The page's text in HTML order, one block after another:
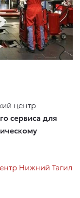
центр
сервиса для
Нижний Тагил